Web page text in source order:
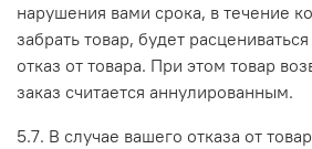
нарушения вами срока, в течение
забрать товар, будет
отказ от товара. При этом товар
заказ считается аннулированным.
5.7. В случае вашего отказа от